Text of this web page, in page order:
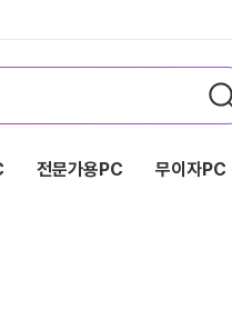
전문가용PC 무이자PC